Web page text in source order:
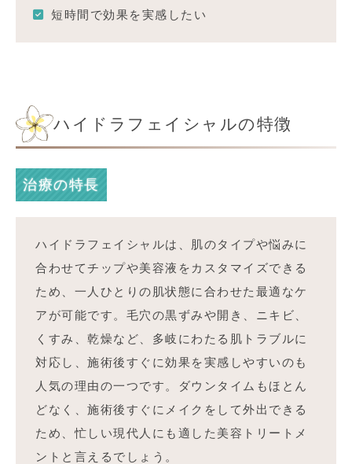
短時間で効果を実感したい
ハイドラフェイシャルの特徴
治療の特長
ハイドラフェイシャルは、肌のタイプや悩みに
合わせてチップや美容液をカスタマイズできる
ため、一人ひとりの肌状態に合わせた最適なケ
アが可能です。毛穴の黒ずみや開き、ニキビ、
くすみ、乾燥など、多岐にわたる肌トラブルに
対応し、施術後すぐに効果を実感しやすいのも
人気の理由の一つです。ダウンタイムもほとん
どなく、施術後すぐにメイクをして外出できる
ため、忙しい現代人にも適した美容トリートメ
ントと言えるでしょう。